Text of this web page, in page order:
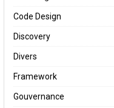
Code Design
Discovery
Divers
Framework
Gouvernance